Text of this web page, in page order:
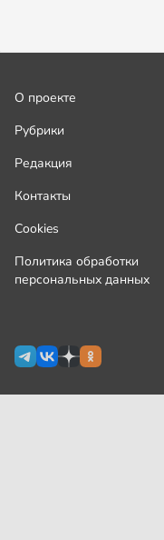
О проекте
Рубрики
Редакция
Контакты
Cookies
Политика обработки
персональных данных